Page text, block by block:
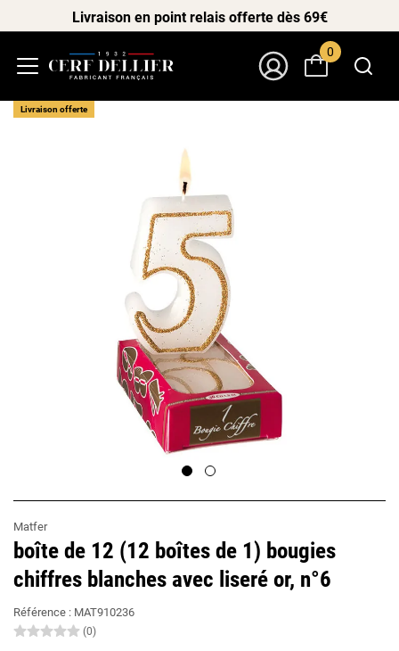
Livraison en point relais offerte dès 69€
0
Matfer
boîte de 12 (12 boîtes de 1) bougies
chiffres blanches avec liseré or, n°6
Référence : MAT910236
(0)
Livraison offerte